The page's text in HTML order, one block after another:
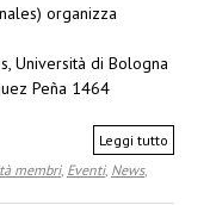
organizza
Università di Bologna
Peña 1464
Leggi tutto
membri, Eventi, News,